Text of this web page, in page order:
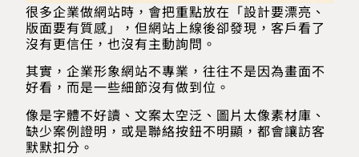
很多企業做網站時，會把重點放在「設計要漂亮、
版面要有質感」，但網站上線後卻發現，客戶看了
沒有更信任，也沒有主動詢問。
其實，企業形象網站不專業，往往不是因為畫面不
好看，而是一些細節沒有做到位。
像是字體不好讀、文案太空泛、圖片太像素材庫、
缺少案例證明，或是聯絡按鈕不明顯，都會讓訪客
默默扣分。